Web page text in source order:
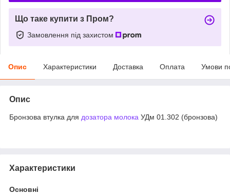
Що таке купити з Пром?
Замовлення під захистом
Опис Характеристики Доставка Оплата Умови
Опис
Бронзова втулка для дозатора молока УДм 01.302 (бронзова)
Характеристики
Основні